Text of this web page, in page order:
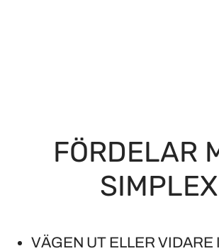
FÖRDELAR
SIMPLEX
VÄGEN UT ELLER VIDARE I